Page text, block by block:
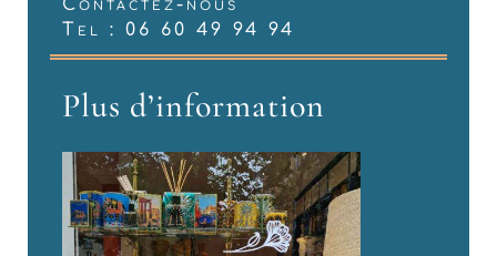
Tel : 06 60 49 94 94
Plus d’information